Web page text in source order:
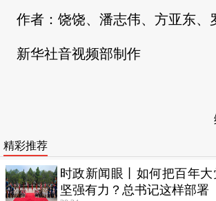
作者：饶饶、潘志伟、方亚东、
新华社音视频部制作
精彩推荐